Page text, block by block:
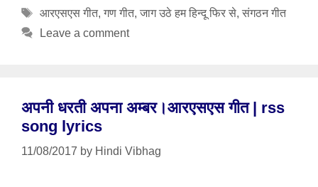
Tags
आरएसएस गीत, गण गीत, जाग उठे हम हिन्दू फिर से, संगठन गीत
Leave a comment
अपनी धरती अपना अम्बर।आरएसएस गीत | rss
song lyrics
11/08/2017 by Hindi Vibhag